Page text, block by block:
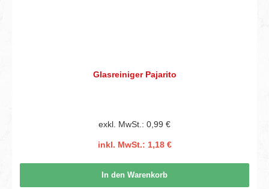
Glasreiniger Pajarito
exkl. MwSt.: 0,99 €
inkl. MwSt.: 1,18 €
In den Warenkorb